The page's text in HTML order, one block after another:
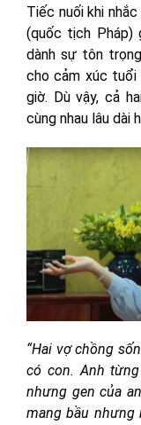
Tiếc nuối khi
(quốc tịch Pháp)
dành sự tôn
cho cảm xúc tuổi
giờ. Dù vậy, cả
cùng nhau lâu dài
“Hai vợ chồng
có con. Anh
nhưng gen của
mang bầu nhưng